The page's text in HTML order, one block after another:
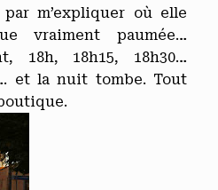
m’expliquer où elle
vraiment paumée…
18h, 18h15, 18h30…
et la nuit tombe. Tout